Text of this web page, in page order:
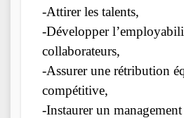
-Attirer les talents,
-Développer
collaborateurs,
-Assurer une rétribution
compétitive,
-Instaurer un